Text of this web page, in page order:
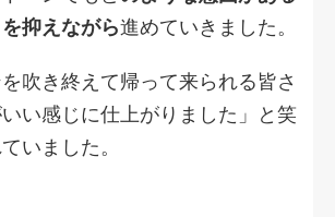
抑えながら進めていきました。
吹き終えて帰って来られる皆さ
い感じに仕上がりました」と笑
いました。